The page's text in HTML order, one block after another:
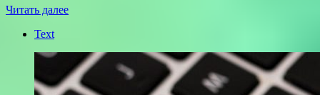
Читать далее
Text